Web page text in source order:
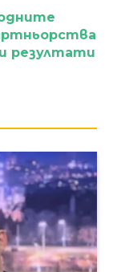
резултати